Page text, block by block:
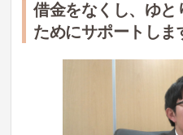
借金をなくし、ゆと
ためにサポートしま